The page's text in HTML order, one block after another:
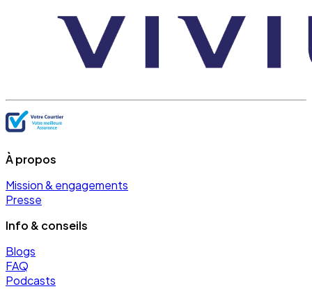
À propos
Mission & engagements
Presse
Info & conseils
Blogs
FAQ
Podcasts